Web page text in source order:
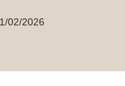
02/2026